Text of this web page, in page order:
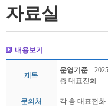
자료실
내용보기
제목
운영기준
층 대표전화
문의처 각 층 대표전화